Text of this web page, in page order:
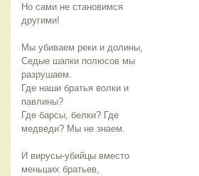
Но сами не становимся
другими!
Мы убиваем реки и долины,
Седые шапки полюсов мы
разрушаем.
Где наши братья волки и
павлины?
Где барсы, белки? Где
медведи? Мы не знаем.
И вирусы-убийцы вместо
меньших братьев,